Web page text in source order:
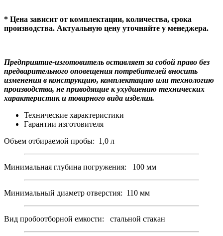
* Цена зависит от комплектации, количества, срока
производства. Актуальную цену уточняйте у менеджера.
Предприятие-изготовитель оставляет за собой право без
предварительного оповещения потребителей вносить
изменения в конструкцию, комплектацию или технологию
производства, не приводящие к ухудшению технических
характеристик и товарного вида изделия.
Технические характеристики
Гарантии изготовителя
Объем отбираемой пробы: 1,0 л
Минимальная глубина погружения: 100 мм
Минимальный диаметр отверстия: 110 мм
Вид пробоотборной емкости: стальной стакан